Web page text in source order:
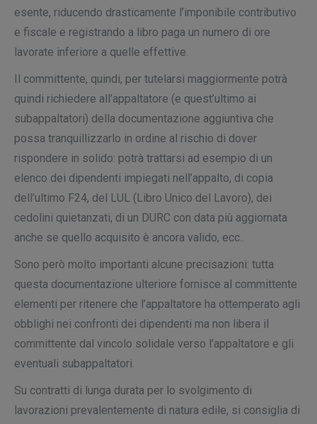
esente, riducendo drasticamente l’imponibile contributivo
e fiscale e registrando a libro paga un numero di ore
lavorate inferiore a quelle effettive.
Il committente, quindi, per tutelarsi maggiormente potrà
quindi richiedere all’appaltatore (e quest’ultimo ai
subappaltatori) della documentazione aggiuntiva che
possa tranquillizzarlo in ordine al rischio di dover
rispondere in solido: potrà trattarsi ad esempio di un
elenco dei dipendenti impiegati nell’appalto, di copia
dell’ultimo F24, del LUL (Libro Unico del Lavoro), dei
cedolini quietanzati, di un DURC con data più aggiornata
anche se quello acquisito è ancora valido, ecc..
Sono però molto importanti alcune precisazioni: tutta
questa documentazione ulteriore fornisce al committente
elementi per ritenere che l’appaltatore ha ottemperato agli
obblighi nei confronti dei dipendenti ma non libera il
committente dal vincolo solidale verso l’appaltatore e gli
eventuali subappaltatori.
Su contratti di lunga durata per lo svolgimento di
lavorazioni prevalentemente di natura edile, si consiglia di